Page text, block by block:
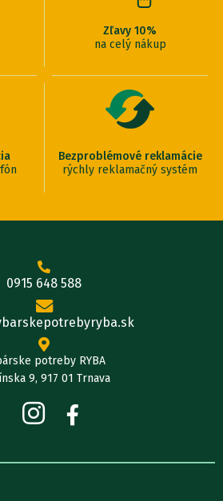
Zľavy 10%
na celý nákup
Bezproblémové reklamácie
rýchly reklamačný systém
0915 648 588
potreby RYBA
9, 917 01 Trnava